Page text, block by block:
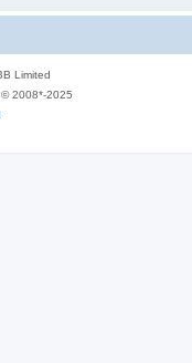
Limited
2008*-2025